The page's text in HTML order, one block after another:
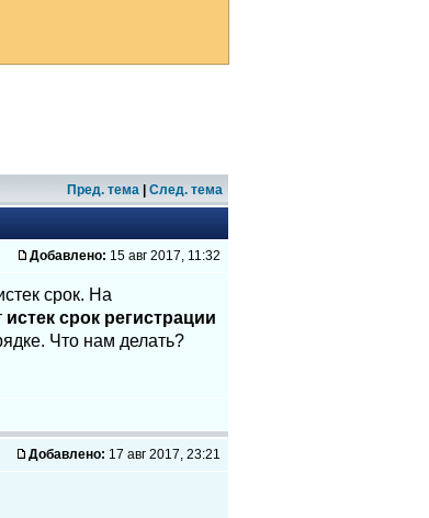
Пред. тема След. тема
Добавлено: 15 авг 2017, 11:32
срок. На
истек срок регистрации
Что нам делать?
Добавлено: 17 авг 2017, 23:21